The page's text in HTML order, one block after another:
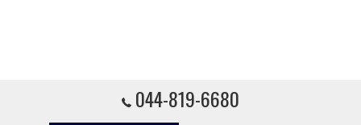
044-819-6680